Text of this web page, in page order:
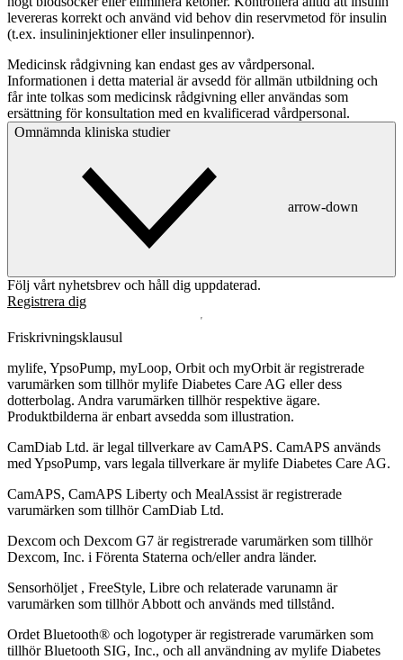
levereras korrekt och använd vid behov din reservmetod för insulin
(t.ex. insulininjektioner eller insulinpennor).
Medicinsk rådgivning kan endast ges av vårdpersonal.
Informationen i detta material är avsedd för allmän utbildning och
får inte tolkas som medicinsk rådgivning eller användas som
ersättning för konsultation med en kvalificerad vårdpersonal.
Omnämnda kliniska studier
arrow-down
Följ vårt nyhetsbrev och håll dig uppdaterad.
Registrera dig
Friskrivningsklausul
mylife, YpsoPump, myLoop, Orbit och myOrbit är registrerade
varumärken som tillhör mylife Diabetes Care AG eller dess
dotterbolag. Andra varumärken tillhör respektive ägare.
Produktbilderna är enbart avsedda som illustration.
CamDiab Ltd. är legal tillverkare av CamAPS. CamAPS används
med YpsoPump, vars legala tillverkare är mylife Diabetes Care AG.
CamAPS, CamAPS Liberty och MealAssist är registrerade
varumärken som tillhör CamDiab Ltd.
Dexcom och Dexcom G7 är registrerade varumärken som tillhör
Dexcom, Inc. i Förenta Staterna och/eller andra länder.
Sensorhöljet , FreeStyle, Libre och relaterade varunamn är
varumärken som tillhör Abbott och används med tillstånd.
Ordet Bluetooth® och logotyper är registrerade varumärken som
tillhör Bluetooth SIG, Inc., och all användning av mylife Diabetes